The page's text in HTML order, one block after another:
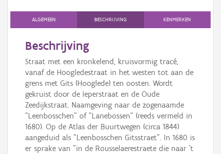
AanmeldenALGEMEEN BESCHRIJVING KENMERKEN
Beschrijving
Straat met een kronkelend, kruisvormig tracé,
vanaf de Hoogledestraat in het westen tot aan de
grens met Gits (Hooglede) ten oosten. Wordt
gekruist door de Ieperstraat en de Oude
Zeedijkstraat. Naamgeving naar de zogenaamde
"Leenbosschen" of "Lanebossen" (reeds vermeld in
1680). Op de Atlas der Buurtwegen (circa 1844)
aangeduid als "Leenbosschen Gitsstraet". In 1680 is
er sprake van "in de Rousselaerestraete die naar 't